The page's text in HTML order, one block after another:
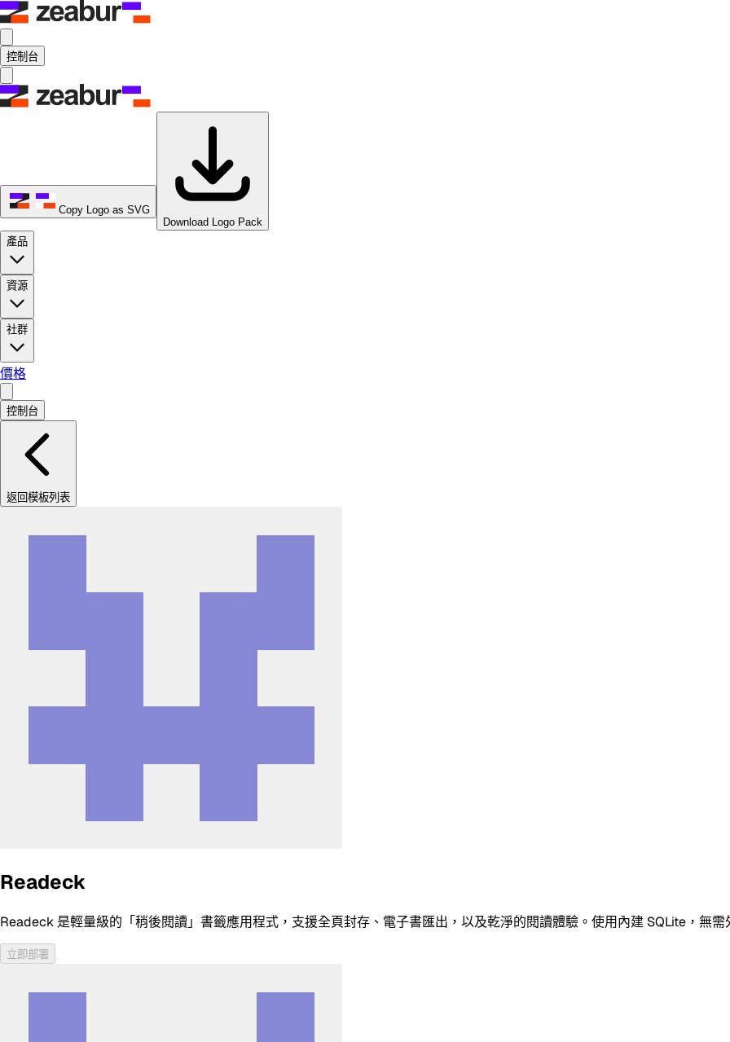
控制台
Copy Logo as SVG
Download Logo Pack
產品
資源
社群
價格
控制台
返回模板列表
Readeck
Readeck 是輕量級的「稍後閱讀」書籤應用程式，支援全頁封存、電子書匯出，以及乾淨的閱讀體驗。使用內建 SQLite，無需
立即部署